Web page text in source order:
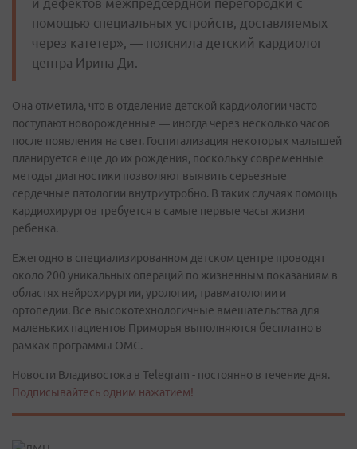
и дефектов межпредсердной перегородки с
помощью специальных устройств, доставляемых
через катетер», — пояснила детский кардиолог
центра Ирина Ди.
Она отметила, что в отделение детской кардиологии часто
поступают новорожденные — иногда через несколько часов
после появления на свет. Госпитализация некоторых малышей
планируется еще до их рождения, поскольку современные
методы диагностики позволяют выявить серьезные
сердечные патологии внутриутробно. В таких случаях помощь
кардиохирургов требуется в самые первые часы жизни
ребенка.
Ежегодно в специализированном детском центре проводят
около 200 уникальных операций по жизненным показаниям в
областях нейрохирургии, урологии, травматологии и
ортопедии. Все высокотехнологичные вмешательства для
маленьких пациентов Приморья выполняются бесплатно в
рамках программы ОМС.
Новости Владивостока в Telegram - постоянно в течение дня.
Подписывайтесь одним нажатием!